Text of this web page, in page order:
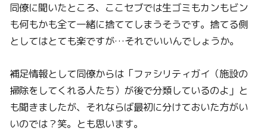
同僚に聞いたところ、ここセブでは生ゴミもカンもビン
も何もかも全て一緒に捨ててしまうそうです。捨てる側
としてはとても楽ですが…それでいいんでしょうか。
補足情報として同僚からは「ファシリティガイ（施設の
掃除をしてくれる人たち）が後で分類しているのよ」と
も聞きましたが、それならば最初に分けておいた方がい
いのでは？笑。とも思います。